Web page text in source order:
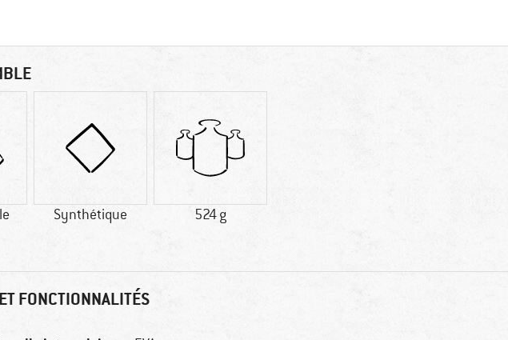
Synthétique 524 g
FONCTIONNALITÉS